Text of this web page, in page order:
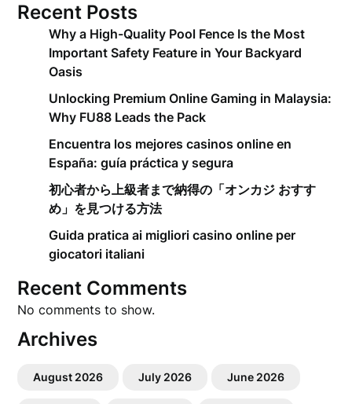
Recent Posts
Why a High-Quality Pool Fence Is the Most
Important Safety Feature in Your Backyard
Oasis
Unlocking Premium Online Gaming in Malaysia:
Why FU88 Leads the Pack
Encuentra los mejores casinos online en
España: guía práctica y segura
初心者から上級者まで納得の「オンカジ おすす
め」を見つける方法
Guida pratica ai migliori casino online per
giocatori italiani
Recent Comments
No comments to show.
Archives
August 2026 July 2026 June 2026